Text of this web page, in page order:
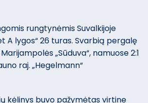
rungtynėmis Suvalkijoje
A lygos“ 26 turas. Svarbią pergalę
„Sūduva“, namuose 2:1
raj. „Hegelmann“
kėlinys buvo pažymėtas virtine